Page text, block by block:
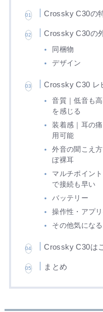
Crossky C30の
Crossky C30の
同梱物
デザイン
Crossky C30 レ
音質｜低音も
を感じる
装着感｜耳の
用可能
外音の聞こえ
ぼ裸耳
マルチポイン
で接続も早い
バッテリー
操作性・アプ
その他気にな
Crossky C30は
まとめ